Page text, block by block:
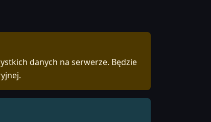
danych na serwerze. Będzie